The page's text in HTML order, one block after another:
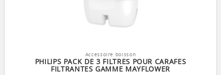
Accessoire boisson
PHILIPS PACK DE 3 FILTRES POUR CARAFES
FILTRANTES GAMME MAYFLOWER